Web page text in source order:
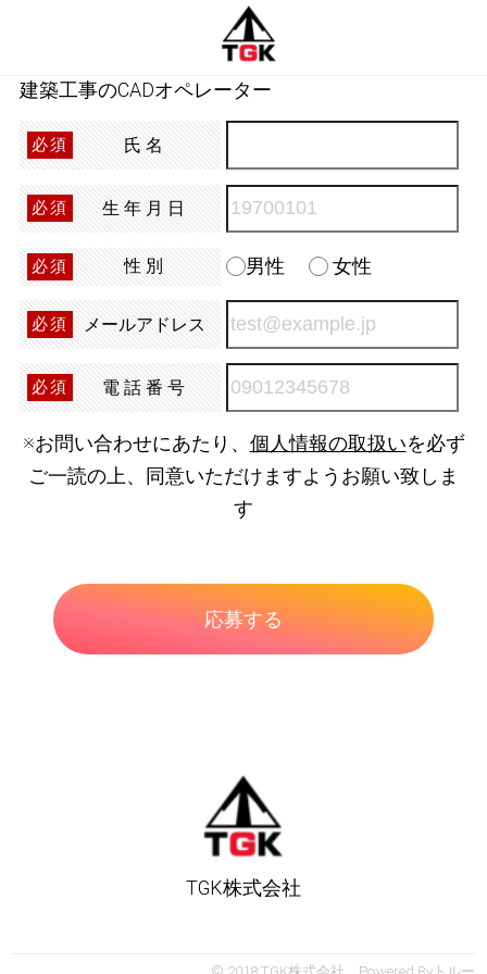
建築工事のCADオペレーター
必須 氏名
必須 生年月日
必須 性別 男性 女性
必須 メールアドレス
必須 電話番号
※お問い合わせにあたり、 個人情報の取扱いを必ず
ご一読の上、同意いただけますようお願い致しま
す
TGK株式会社
© 2018 TGK株式会社 Powered Byトルー